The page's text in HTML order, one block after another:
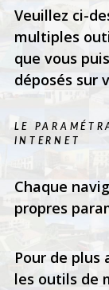
Veuillez ci-
multiples
que vous
déposés sur
LE
INTERNET
Chaque
propres
Pour de
les outils de